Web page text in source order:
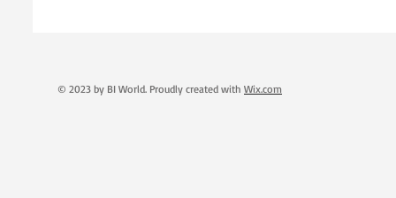
© 2023 by BI World. Proudly created with Wix.com